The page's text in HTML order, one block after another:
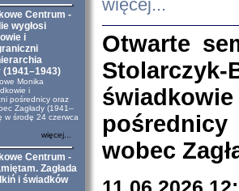
Centrum -
wygłosi
i
(1941–1943)
Monika
i
pośrednicy oraz
Zagłady (1941–
środę 24 czerwca
więcej...
Centrum -
Zagłada
i świadków
więcej...
Otwarte
wobec